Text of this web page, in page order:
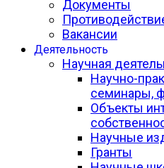
Документы
Вакансии
Деятельность
Научная
Научно-
семинары,
Объекты
Научные
Гранты